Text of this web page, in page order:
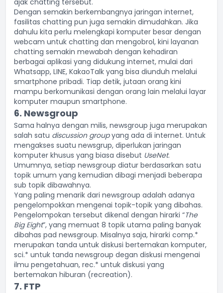
Dengan semakin berkembangnya jaringan internet,
fasilitas chatting pun juga semakin dimudahkan. Jika
dahulu kita perlu melengkapi komputer besar dengan
webcam untuk chatting dan mengobrol, kini layanan
chatting semakin mewabah dengan kehadiran
berbagai aplikasi yang didukung internet, mulai dari
Whatsapp, LINE, KakaoTalk yang bisa diunduh melalui
smartphone pribadi. Tiap detik, jutaan orang kini
mampu berkomunikasi dengan orang lain melalui layar
komputer maupun smartphone.
6. Newsgroup
Sama halnya dengan milis, newsgroup juga merupakan
salah satu discussion groupyang ada di internet. Untuk
mengakses suatu newsgrup, diperlukan jaringan
komputer khusus yang biasa disebut UseNet.
Umumnya, setiap newsgroup diatur berdasarkan satu
topik umum yang kemudian dibagi menjadi beberapa
sub topik dibawahnya.
Yang paling menarik dari newsgroup adalah adanya
pengelompokkan mengenai topik-topik yang dibahas.
Pengelompokan tersebut dikenal dengan hirarki “The
Big Eight”, yang memuat 8 topik utama paling banyak
dibahas pad newsgroup. Misalnya saja, hirarki comp.*
merupakan tanda untuk diskusi bertemakan komputer,
sci.* untuk tanda newsgroup degan diskusi mengenai
ilmu pengetahuan, rec.* untuk diskusi yang
bertemakan hiburan (recreation).
7. FTP